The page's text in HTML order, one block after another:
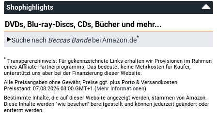
Shophighlights
DVDs, Blu-ray-Discs, CDs, Bücher und mehr...
Suche nach Beccas Bandebei Amazon.de*
* Transparenzhinweis: Für gekennzeichnete Links erhalten wir Provisionen im Rahmen
eines Affiliate-Partnerprogramms. Das bedeutet keine Mehrkosten für Käufer,
unterstützt uns aber bei der Finanzierung dieser Website.
Alle Preisangaben ohne Gewähr, Preise ggf. plus Porto & Versandkosten.
Preisstand: 07.08.2026 03:00 GMT+1 (Mehr Informationen)
Bestimmte Inhalte, die auf dieser Website angezeigt werden, stammen von Amazon.
Diese Inhalte werden "wie besehen" bereitgestellt und können jederzeit geändert oder
entfernt werden.